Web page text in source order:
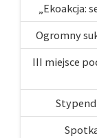
„Ekoakcja:
Ogromny
III miejsce